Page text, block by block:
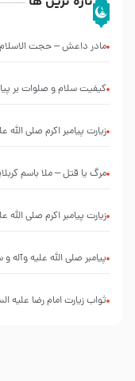
مادر داعش – حجت
کیفیت سلام و صلوات بر
زیارت پیامبر اکرم صلی
مرگ یا قتل – ملا باسم
زیارت پیامبر اکرم صلی الله
پیامبر صلی الله علیه وآله
ثواب زیارت امام رضا علیه